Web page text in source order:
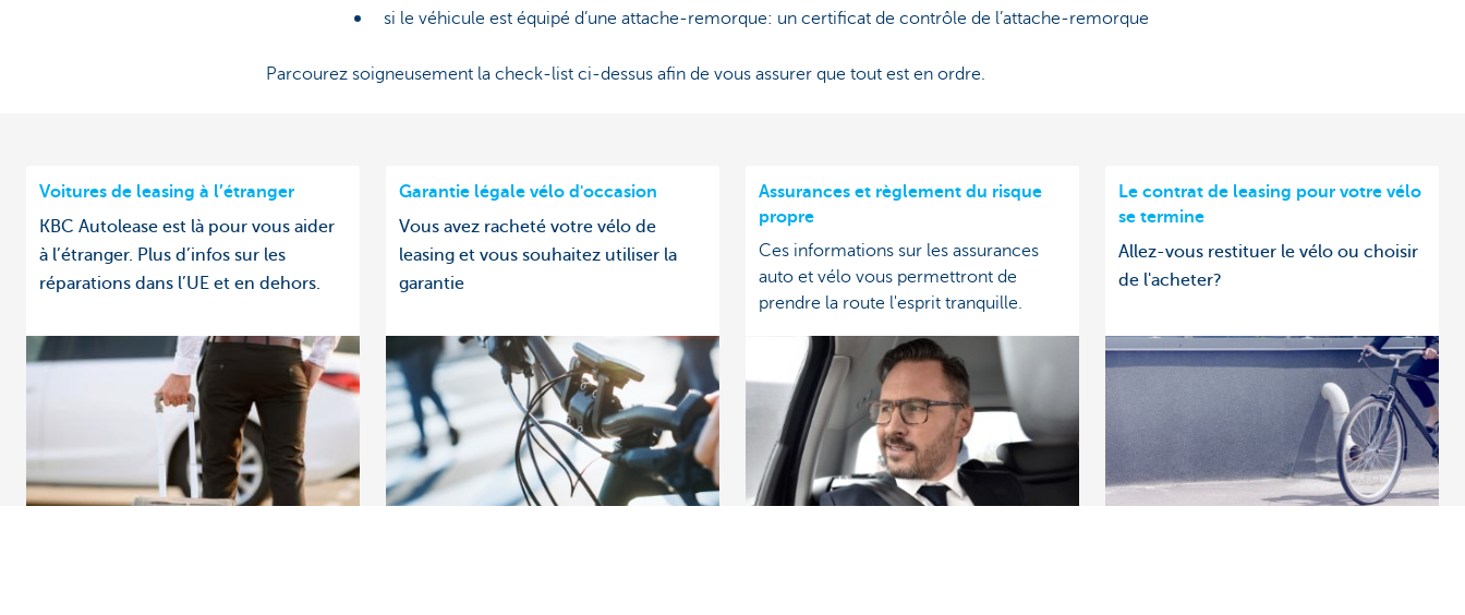
si le véhicule est équipé d’une attache-remorque: un certificat de contrôle de l’attache-remorque
Parcourez soigneusement la check-list ci-dessus afin de vous assurer que tout est en ordre.
Voitures de leasing à l’étranger
KBC Autolease est là pour vous aider
à l’étranger. Plus d’infos sur les
réparations dans l’UE et en dehors.
Garantie légale vélo d'occasion
Vous avez racheté votre vélo de
leasing et vous souhaitez utiliser la
garantie
Assurances et règlement du risque
propre
Ces informations sur les assurances
auto et vélo vous permettront de
prendre la route l'esprit tranquille.
Le contrat de leasing pour votre vélo
se termine
Allez-vous restituer le vélo ou choisir
de l'acheter?